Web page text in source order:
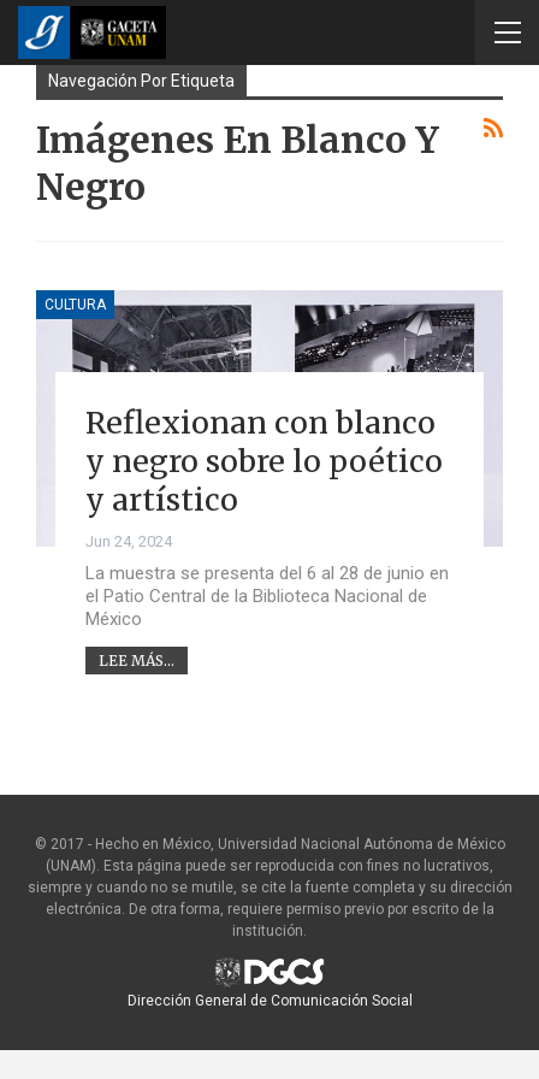
Navegación Por Etiqueta
Imágenes En Blanco Y
Negro
CULTURA
Reflexionan con blanco
y negro sobre lo poético
y artístico
Jun 24, 2024
La muestra se presenta del 6 al 28 de junio en
el Patio Central de la Biblioteca Nacional de
México
LEE MÁS...
© 2017 - Hecho en México, Universidad Nacional Autónoma de México
(UNAM). Esta página puede ser reproducida con fines no lucrativos,
siempre y cuando no se mutile, se cite la fuente completa y su dirección
electrónica. De otra forma, requiere permiso previo por escrito de la
institución.
Dirección General de Comunicación Social